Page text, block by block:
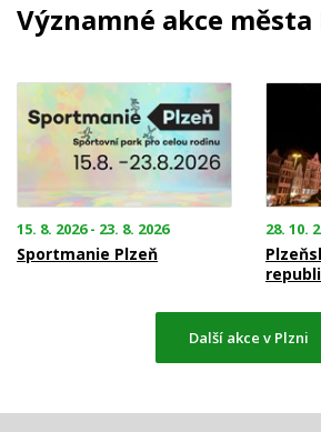
Významné akce města
15. 8. 2026 - 23. 8. 2026
Sportmanie Plzeň
28. 10.
Další akce v Plzni